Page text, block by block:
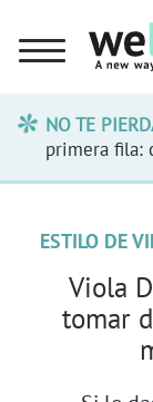
NO TE
primera fila:
ESTILO DE
Viola
tomar